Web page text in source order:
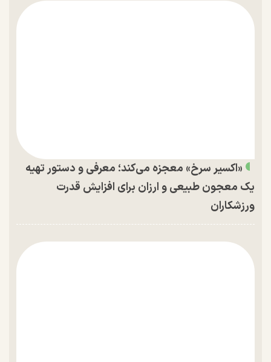
«اکسیر سرخ» معجزه می‌کند؛ معرفی و دستور تهیه
یک معجون طبیعی و ارزان برای افزایش قدرت
ورزشکاران